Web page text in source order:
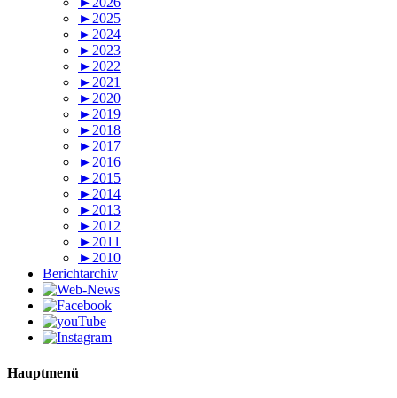
►2025
►2024
►2023
►2022
►2021
►2020
►2019
►2018
►2017
►2016
►2015
►2014
►2013
►2012
►2011
►2010
Berichtarchiv
Hauptmenü